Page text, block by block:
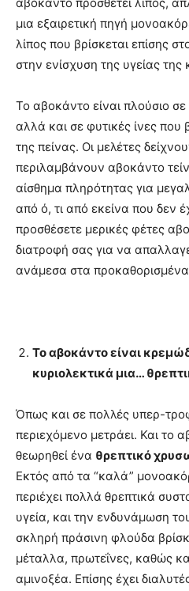
αβοκάντο προσθέτει λίπος,
μια εξαιρετική πηγή
λίπος που βρίσκεται επίσης
στην ενίσχυση της υγείας της
Το αβοκάντο είναι πλούσιο
αλλά και σε φυτικές ίνες που
της πείνας. Οι μελέτες
περιλαμβάνουν αβοκάντο
αίσθημα πληρότητας για
από ό, τι από εκείνα που δεν
προσθέσετε μερικές φέτες
διατροφή σας για να
ανάμεσα στα
Το αβοκάντο είναι
κυριολεκτικά μια…
Όπως και σε πολλές υπερ-
περιεχόμενο μετράει. Και το
θεωρηθεί ένα θρεπτικό
Εκτός από τα “καλά”
περιέχει πολλά θρεπτικά
υγεία, και την ενδυνάμωση
σκληρή πράσινη φλούδα
μέταλλα, πρωτεΐνες, καθώς
αμινοξέα. Επίσης έχει